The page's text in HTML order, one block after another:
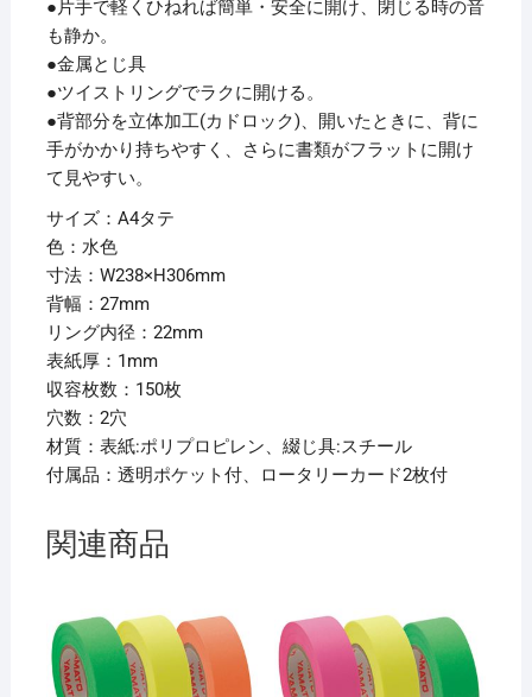
150
枚
収
容
背
幅
27mm
水
F-
867U-
14
1
冊
【×15
セ
ッ
ト】
●片手で軽くひねれば簡単・安全に開け、閉じる時の音
も静か。
●金属とじ具
●ツイストリングでラクに開ける。
●背部分を立体加工(カドロック)、開いたときに、背に
手がかかり持ちやすく、さらに書類がフラットに開け
て見やすい。
サイズ：A4タテ
色：水色
寸法：W238×H306mm
背幅：27mm
リング内径：22mm
表紙厚：1mm
収容枚数：150枚
穴数：2穴
材質：表紙:ポリプロピレン、綴じ具:スチール
付属品：透明ポケット付、ロータリーカード2枚付
関連商品